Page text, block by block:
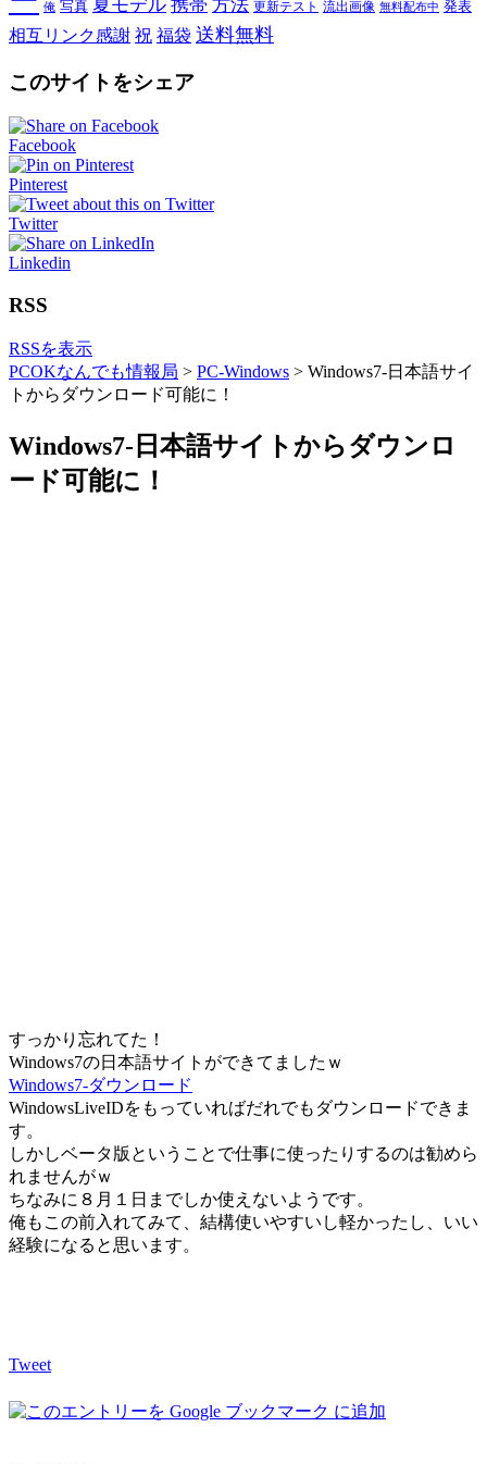
俺 写真 更新テスト 流出画像 無料配布中 発表
相互リンク感謝 祝 福袋 送料無料
このサイトをシェア
Facebook
Pinterest
Twitter
Linkedin
RSS
RSSを表示
PCOKなんでも情報局 > PC-Windows > Windows7-日本語サイ
トからダウンロード可能に！
Windows7-日本語サイトからダウンロ
ード可能に！
すっかり忘れてた！
Windows7の日本語サイトができてましたｗ
Windows7-ダウンロード
WindowsLiveIDをもっていればだれでもダウンロードできま
す。
しかしベータ版ということで仕事に使ったりするのは勧めら
れませんがｗ
ちなみに８月１日までしか使えないようです。
俺もこの前入れてみて、結構使いやすいし軽かったし、いい
経験になると思います。
Tweet